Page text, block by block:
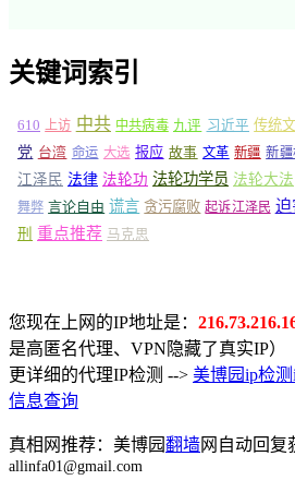
关键词索引
610 上访 中共 中共病毒 九评 习近平 传统
党 台湾 命运 大选 报应 故事 文革 新疆 新疆
江泽民 法律 法轮功 法轮功学员 法轮大法
舞弊 言论自由 谎言 贪污腐败 起诉江泽民 迫
刑 重点推荐 马克思
您现在上网的IP地址是：
是高匿名代理、VPN隐藏了真实IP）
更详细的代理IP检测 --> 美博园ip检测
信息查询
真相网推荐：美博园翻墙网自动回复
allinfa01@gmail.com